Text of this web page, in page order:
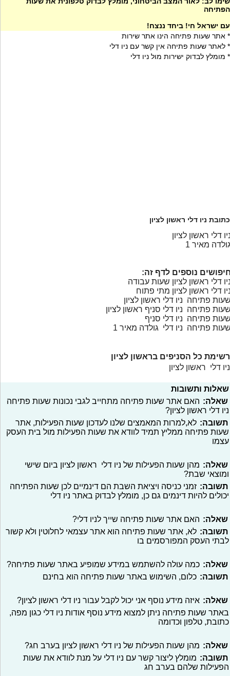
הפתיחה
עם ישראל חי! ביחד ננצח!
* אתר שעות פתיחה הינו אתר שירות
* לאתר שעות פתיחה אין קשר עם ניו דלי
* מומלץ לבדוק ישירות מול ניו דלי
כתובת ניו דלי ראשון לציון
דלי ראשון לציון
מאיר 1
נוספים לדף זה:
דלי ראשון לציון שעות עבודה
דלי ראשון לציון מתי פתוח
פתיחה ניו דלי ראשון לציון
פתיחה ניו דלי סניף ראשון לציון
פתיחה ניו דלי סניף
פתיחה ניו דלי גולדה מאיר 1
רשימת כל הסניפים בראשון לציון
ניו דלי ראשון לציון
שאלות ותשובות
שאלה: האם אתר שעות פתיחה מתחייב לגבי נכונות שעות פתיחה
ניו דלי ראשון לציון?
תשובה: לא,למרות המאמצים שלנו לעדכון שעות הפעילות, אתר
שעות פתיחה ממליץ תמיד לוודא את שעות הפעילות מול בית העסק
עצמו
שאלה: מהן שעות הפעילות של ניו דלי ראשון לציון ביום שישי
ומוצאי שבת?
תשובה: זמני כניסה ויציאת השבת הם דינמיים לכן שעות הפתיחה
יכולים להיות דינמים גם כן, מומלץ לבדוק באתר ניו דלי
שאלה: האם אתר שעות פתיחה שייך לניו דלי?
תשובה: לא, אתר שעות פתיחה הוא אתר עצמאי לחלוטין ולא קשור
לבתי העסק המפורסמים בו
שאלה: כמה עולה להשתמש במידע שמופיע באתר שעות פתיחה?
תשובה: כלום, השימוש באתר שעות פתיחה הוא בחינם
שאלה: איזה מידע נוסף אני יכול לקבל עבור ניו דלי ראשון לציון?
באתר שעות פתיחה ניתן למצוא מידע נוסף אודות ניו דלי כגון מפה,
כתובת, טלפון וכדומה
שאלה: מהן שעות הפעילות של ניו דלי ראשון לציון בערב חג?
תשובה: מומלץ ליצור קשר עם ניו דלי על מנת לוודא את שעות
הפעילות שלהם בערב חג